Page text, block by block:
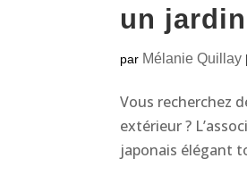
un
par Mélanie Quillay |
Vous recherchez
extérieur ?
japonais élégant